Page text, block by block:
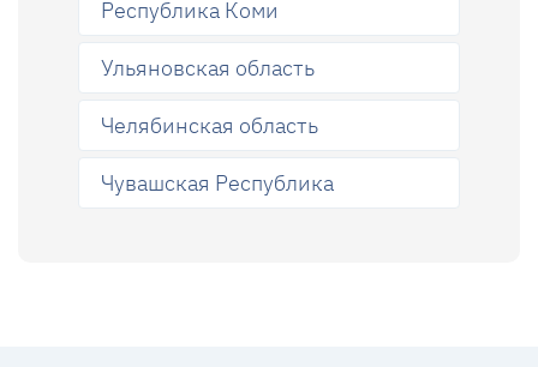
Республика Коми
Ульяновская область
Челябинская область
Чувашская Республика